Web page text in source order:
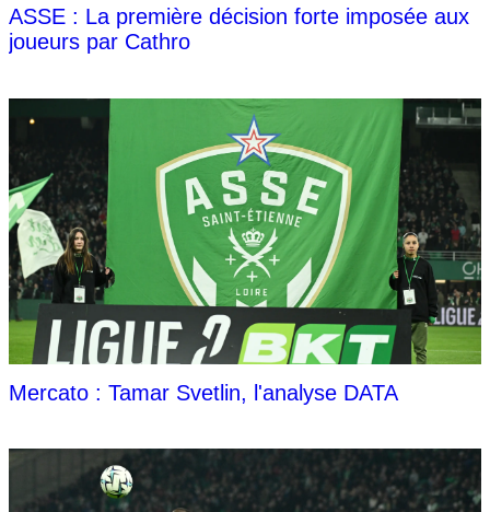
ASSE : La première décision forte imposée aux
joueurs par Cathro
Mercato : Tamar Svetlin, l'analyse DATA